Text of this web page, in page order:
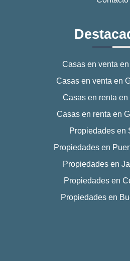
Casas en venta
Casas en venta en
Casas en renta en
Casas en renta en
Propiedades en
Propiedades en
Propiedades en
Propiedades en
Propiedades en